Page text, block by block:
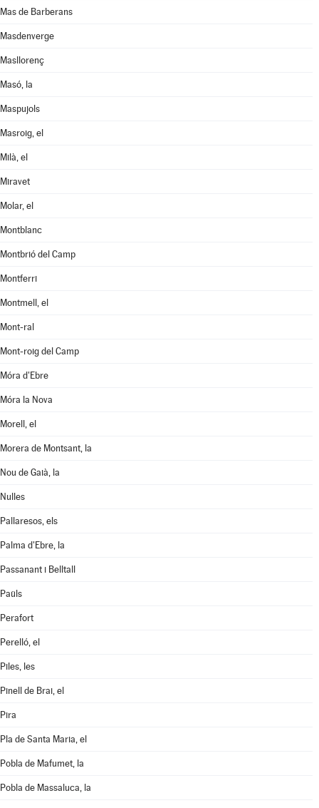
Mas de Barberans
Masdenverge
Masllorenç
Masó, la
Maspujols
Masroig, el
Milà, el
Miravet
Molar, el
Montblanc
Montbrió del Camp
Montferri
Montmell, el
Mont-ral
Mont-roig del Camp
Móra d'Ebre
Móra la Nova
Morell, el
Morera de Montsant, la
Nou de Gaià, la
Nulles
Pallaresos, els
Palma d'Ebre, la
Passanant i Belltall
Paüls
Perafort
Perelló, el
Piles, les
Pinell de Brai, el
Pira
Pla de Santa Maria, el
Pobla de Mafumet, la
Pobla de Massaluca, la